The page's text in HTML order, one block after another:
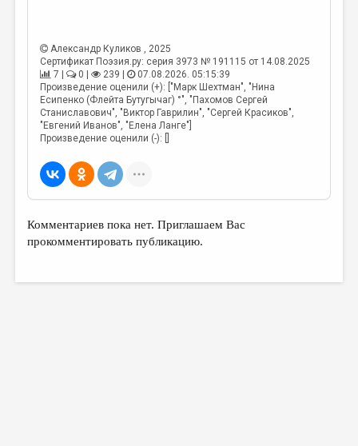
Александр Куликов , 2025
Сертификат Поэзия.ру: серия 3973 № 191115 от 14.08.2025
7 |
0 | 239 |
07.08.2026. 05:15:39
Произведение оценили (+): ["Марк Шехтман", "Нина
Есипенко (Флейта Бутугычаг) °", "Пахомов Сергей
Станиславович", "Виктор Гаврилин", "Сергей Красиков",
"Евгений Иванов", "Елена Ланге"]
Произведение оценили (-): []
Комментариев пока нет. Приглашаем Вас
прокомментировать публикацию.